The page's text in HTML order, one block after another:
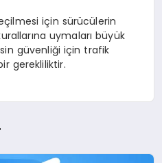
için sürücülerin
uymaları büyük
güvenliği için trafik
gerekliliktir.